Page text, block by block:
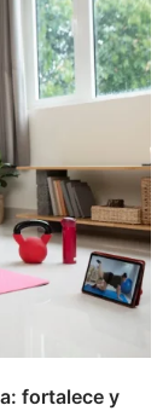
fortalece y